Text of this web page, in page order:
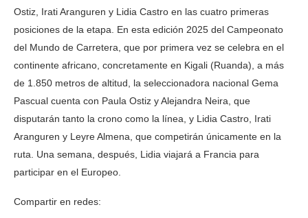
Ostiz, Irati Aranguren y Lidia Castro en las cuatro primeras
posiciones de la etapa. En esta edición 2025 del Campeonato
del Mundo de Carretera, que por primera vez se celebra en el
continente africano, concretamente en Kigali (Ruanda), a más
de 1.850 metros de altitud, la seleccionadora nacional Gema
Pascual cuenta con Paula Ostiz y Alejandra Neira, que
disputarán tanto la crono como la línea, y Lidia Castro, Irati
Aranguren y Leyre Almena, que competirán únicamente en la
ruta. Una semana, después, Lidia viajará a Francia para
participar en el Europeo.
Compartir en redes: